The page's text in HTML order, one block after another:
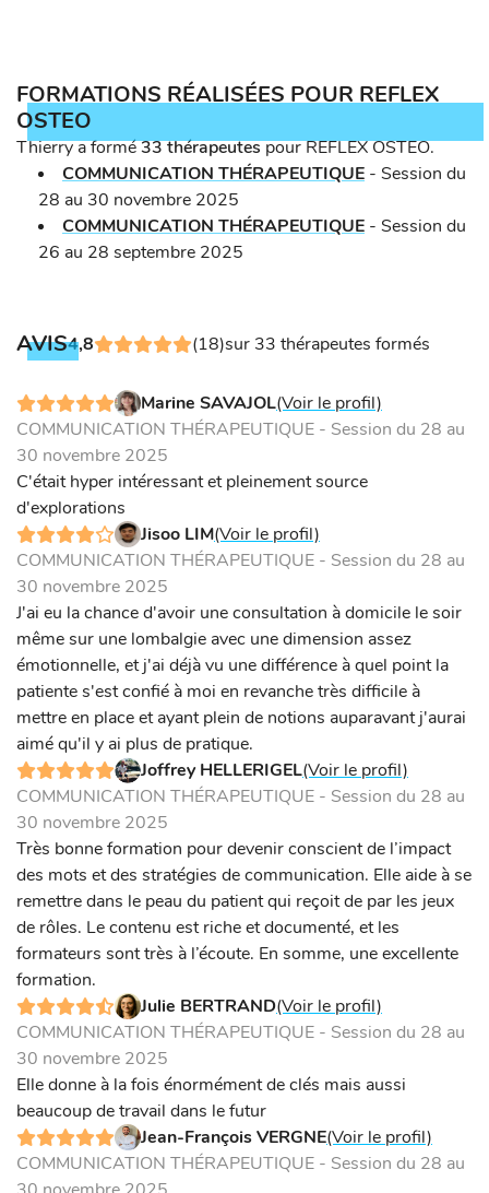
FORMATIONS RÉALISÉES POUR REFLEX
OSTEO
Thierry a formé33 thérapeutespour REFLEX OSTEO.
COMMUNICATION THÉRAPEUTIQUE - Session du
28 au 30 novembre 2025
COMMUNICATION THÉRAPEUTIQUE - Session du
26 au 28 septembre 2025
AVIS4,8 (18)sur 33 thérapeutes formés
Marine SAVAJOL(Voir le profil)
COMMUNICATION THÉRAPEUTIQUE - Session du 28 au
30 novembre 2025
C'était hyper intéressant et pleinement source
d'explorations
Jisoo LIM(Voir le profil)
COMMUNICATION THÉRAPEUTIQUE - Session du 28 au
30 novembre 2025
J'ai eu la chance d'avoir une consultation à domicile le soir
même sur une lombalgie avec une dimension assez
émotionnelle, et j'ai déjà vu une différence à quel point la
patiente s'est confié à moi en revanche très difficile à
mettre en place et ayant plein de notions auparavant j'aurai
aimé qu'il y ai plus de pratique.
Joffrey HELLERIGEL(Voir le profil)
COMMUNICATION THÉRAPEUTIQUE - Session du 28 au
30 novembre 2025
Très bonne formation pour devenir conscient de l’impact
des mots et des stratégies de communication. Elle aide à se
remettre dans le peau du patient qui reçoit de par les jeux
de rôles. Le contenu est riche et documenté, et les
formateurs sont très à l’écoute. En somme, une excellente
formation.
Julie BERTRAND(Voir le profil)
COMMUNICATION THÉRAPEUTIQUE - Session du 28 au
30 novembre 2025
Elle donne à la fois énormément de clés mais aussi
beaucoup de travail dans le futur
Jean-François VERGNE(Voir le profil)
COMMUNICATION THÉRAPEUTIQUE - Session du 28 au